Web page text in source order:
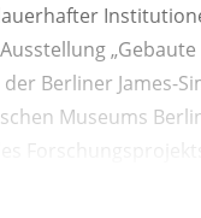
der Berliner
Museums